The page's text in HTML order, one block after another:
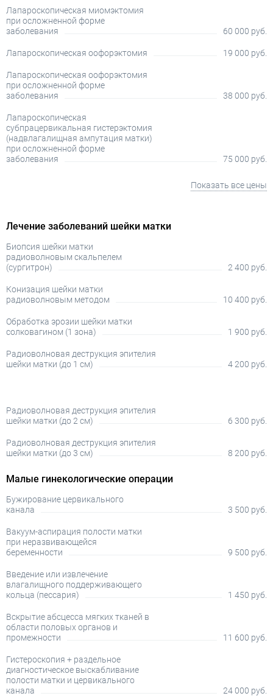
Лапароскопическая миомэктомия
при осложненной форме
заболевания
60 000 руб.
Лапароскопическая оофорэктомия 19 000 руб.
Лапароскопическая оофорэктомия
при осложненной форме
заболевания
38 000 руб.
Лапароскопическая
субпрацервикальная гистерэктомия
(надвлагалищная ампутация матки)
при осложненной форме
заболевания
75 000 руб.
Показать все цены
Лечение заболеваний шейки матки
Биопсия шейки матки
радиоволновым скальпелем
(сургитрон)
2 400 руб.
Конизация шейки матки
радиоволновым методом
10 400 руб.
Обработка эрозии шейки матки
солковагином (1 зона)
1 900 руб.
Радиоволновая деструкция эпителия
шейки матки (до 1 см)
4 200 руб.
Радиоволновая деструкция эпителия
шейки матки (до 2 см)
6 300 руб.
Радиоволновая деструкция эпителия
шейки матки (до 3 см)
8 200 руб.
Малые гинекологические операции
Бужирование цервикального
канала
3 500 руб.
Вакуум-аспирация полости матки
при неразвивающейся
беременности
9 500 руб.
Введение или извлечение
влагалищного поддерживающего
кольца (пессария)
1 450 руб.
Вскрытие абсцесса мягких тканей в
области половых органов и
промежности
11 600 руб.
Гистероскопия + раздельное
диагностическое выскабливание
полости матки и цервикального
канала
24 000 руб.